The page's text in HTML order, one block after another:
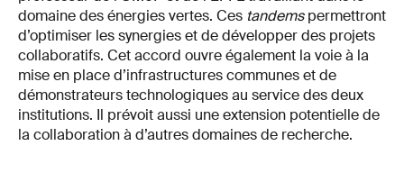
domaine des énergies vertes. Ces tandemspermettront
d’optimiser les synergies et de développer des projets
collaboratifs. Cet accord ouvre également la voie à la
mise en place d’infrastructures communes et de
démonstrateurs technologiques au service des deux
institutions. Il prévoit aussi une extension potentielle de
la collaboration à d’autres domaines de recherche.